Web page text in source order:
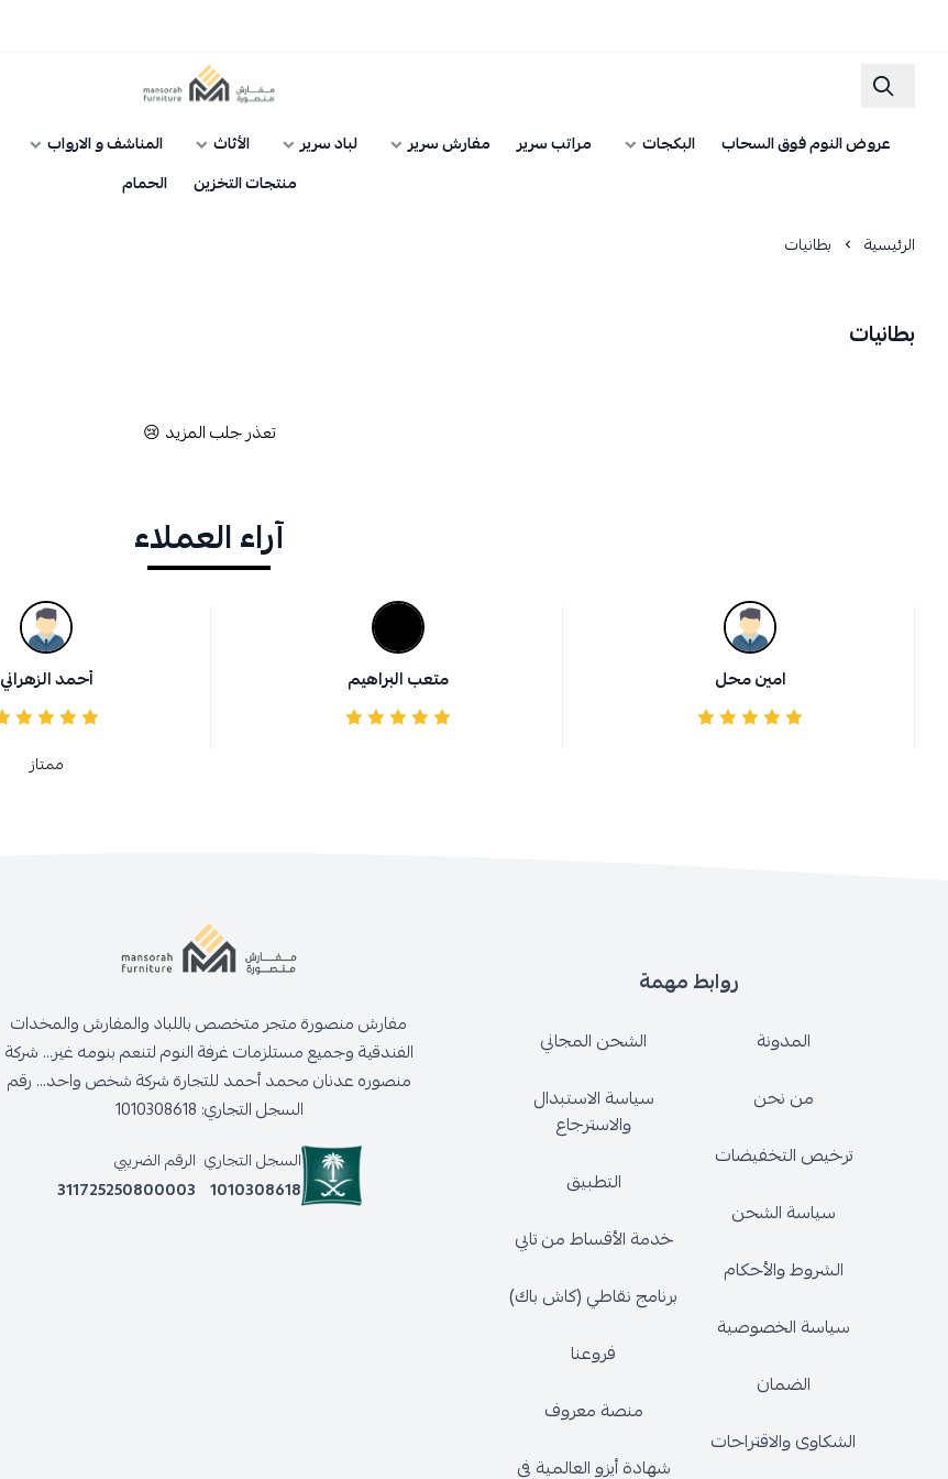
مفارش منصورة
عروض النوم فوق السحاب البكجات مراتب سرير مفارش سرير لباد سرير الأثاث المناشف و الارواب
منتجات التخزين
الحمام
الرئيسية بطانيات
بطانيات
تعذر جلب المزيد 😢
آراء العملاء
امين محل متعب البراهيم أحمد الزهراني
ممتاز
روابط مهمة
المدونة
من نحن
ترخيص التخفيضات
سياسة الشحن
الشروط والأحكام
سياسة الخصوصية
الضمان
الشكاوى والاقتراحات
الشحن المجاني
سياسة الاستبدال
والاسترجاع
التطبيق
خدمة الأقساط من تابي
برنامج نقاطي (كاش باك)
فروعنا
منصة معروف
شهادة أيزو العالمية في
مفارش منصورة متجر متخصص باللباد والمفارش والمخدات
الفندقية وجميع مستلزمات غرفة النوم لتنعم بنومه غير... شركة
منصوره عدنان محمد أحمد للتجارة شركة شخص واحد... رقم
السجل التجاري: 1010308618
السجل التجاري
1010308618
الرقم الضريبي
311725250800003